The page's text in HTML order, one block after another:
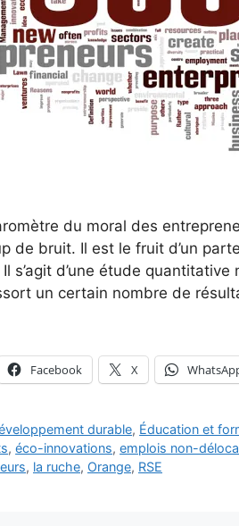
du moral des
de bruit. Il est le fruit d’un
s’agit d’une étude
un certain nombre de
Facebook X
durable, Éducation et
,éco-innovations,emplois non-
, la ruche, Orange, RSE